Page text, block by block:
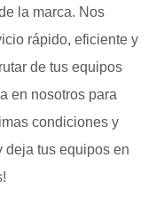
la marca. Nos
rápido, eficiente y
de tus equipos
en nosotros para
condiciones y
deja tus equipos en